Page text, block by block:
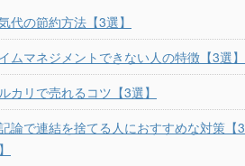
代の節約方法【3選】
ムマネジメントできない人の特徴【3選】
カリで売れるコツ【3選】
論で連結を捨てる人におすすめな対策【3